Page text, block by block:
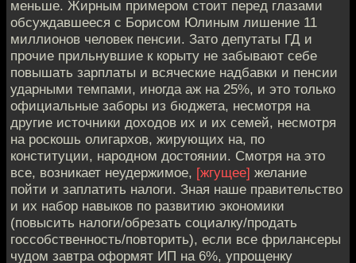
меньше. Жирным примером стоит перед глазами
обсуждавшееся с Борисом Юлиным лишение 11
миллионов человек пенсии. Зато депутаты ГД и
прочие прильнувшие к корыту не забывают себе
повышать зарплаты и всяческие надбавки и пенсии
ударными темпами, иногда аж на 25%, и это только
официальные заборы из бюджета, несмотря на
другие источники доходов их и их семей, несмотря
на роскошь олигархов, жирующих на, по
конституции, народном достоянии. Смотря на это
все, возникает неудержимое, [жгущее] желание
пойти и заплатить налоги. Зная наше правительство
и их набор навыков по развитию экономики
(повысить налоги/обрезать социалку/продать
госсобственность/повторить), если все фрилансеры
чудом завтра оформят ИП на 6%, упрощенку